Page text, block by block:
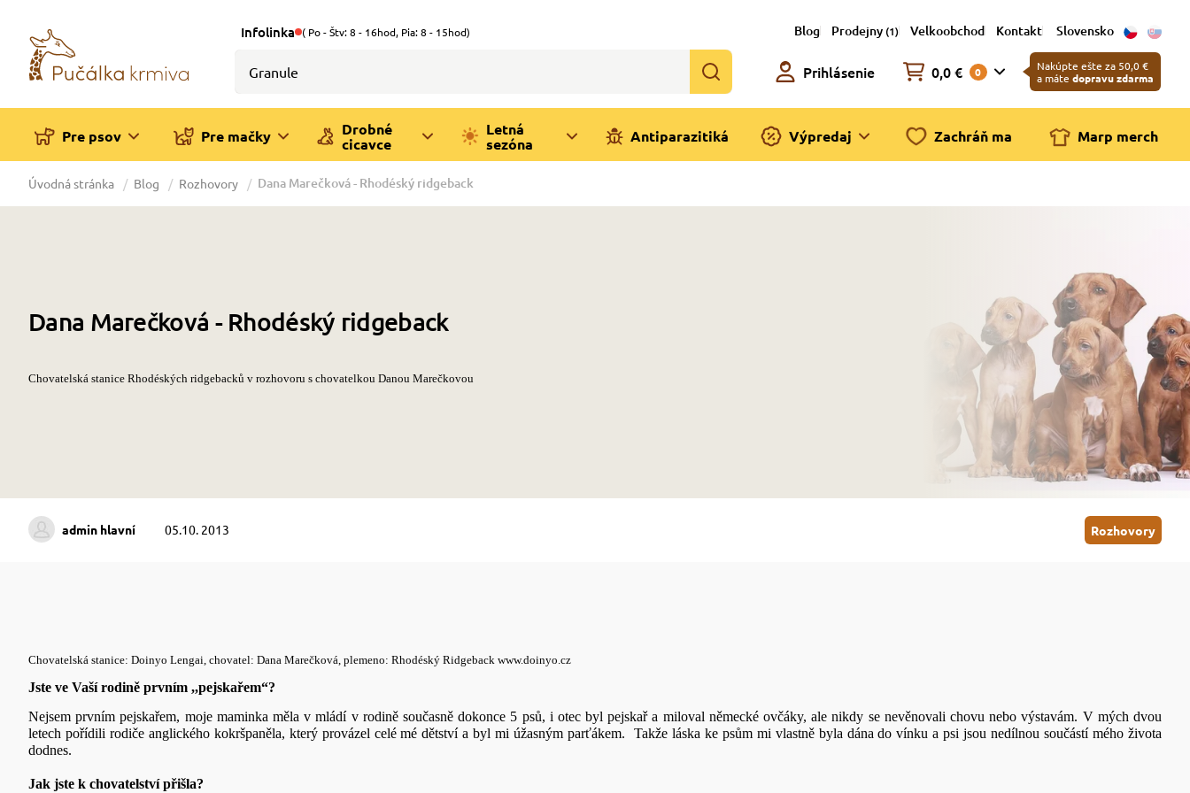
Infolinka ( Po - Štv: 8 - 16hod, Pia: 8 - 15hod) Blog Prodejny (1) Velkoobchod Kontakt Slovensko
Prihlásenie 0,0 € 0
Nakúpte ešte za 50,0 €
a máte dopravu zdarma
Pre psov Pre mačky
Drobné
cicavce
Letná
sezóna
Antiparazitiká Výpredaj Zachráň ma Marp merch
Úvodná stránka Blog Rozhovory Dana Marečková - Rhodéský ridgeback
Dana Marečková - Rhodéský ridgeback
Chovatelská stanice Rhodéských ridgebacků v rozhovoru s chovatelkou Danou Marečkovou
admin hlavní 05.10. 2013 Rozhovory
Chovatelská stanice: Doinyo Lengai, chovatel: Dana Marečková, plemeno: Rhodéský Ridgeback www.doinyo.cz
Jste ve Vaší rodině prvním ,,pejskařem“?
Nejsem prvním pejskařem, moje maminka měla v mládí v rodině současně dokonce 5 psů, i otec byl pejskař a miloval německé ovčáky, ale nikdy se nevěnovali chovu nebo výstavám. V mých dvou
letech pořídili rodiče anglického kokršpaněla, který provázel celé mé dětství a byl mi úžasným parťákem.
Takže láska ke psům mi vlastně byla dána do vínku a psi jsou nedílnou součástí mého života
dodnes.
Jak jste k chovatelství přišla?